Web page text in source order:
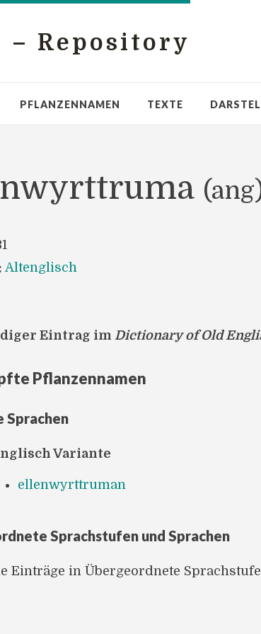
– Repository
PFLANZENNAMEN TEXTE
Altenglisch
Eintrag im Dictionary of Old
Pflanzennamen
Sprachen
Variante
ellenwyrttruman
Sprachstufen und Sprachen
Einträge in Übergeordnete